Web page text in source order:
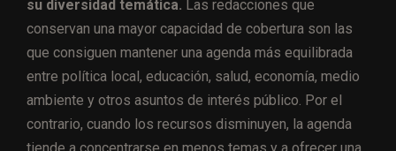
su diversidad temática. Las redacciones que
conservan una mayor capacidad de cobertura son las
que consiguen mantener una agenda más equilibrada
entre política local, educación, salud, economía, medio
ambiente y otros asuntos de interés público. Por el
contrario, cuando los recursos disminuyen, la agenda